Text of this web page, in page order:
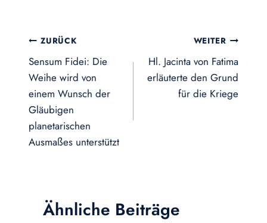
Beitragsnavigation
ZURÜCK
Sensum Fidei: Die
Weihe wird von
einem Wunsch der
Gläubigen
planetarischen
Ausmaßes unterstützt
WEITER
Hl. Jacinta von Fatima
erläuterte den Grund
für die Kriege
Ähnliche Beiträge